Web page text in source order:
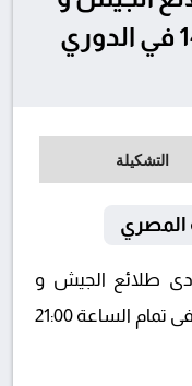
المصري بتاريخ 2025-08-14 في الدوري
التشكيلة
المصري
08-14 كلا من نادى طلائع الجيش و
المصري فى بطولة الدوري المصري فى تمام الساعة 21:00